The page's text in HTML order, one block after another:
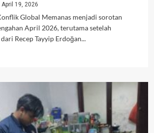
April 19, 2026
Global Memanas menjadi sorotan
April 2026, terutama setelah
Recep Tayyip Erdoğan...